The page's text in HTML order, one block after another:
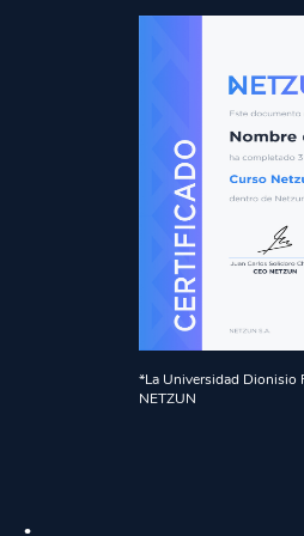
*La Universidad Dionisio
NETZUN